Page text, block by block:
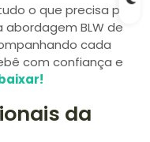
o que precisa para
BLW de
cada
com confiança e
da